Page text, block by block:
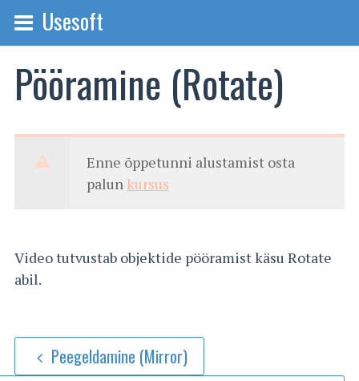
Usesoft
Pööramine (Rotate)
Enne õppetunni alustamist osta
palun kursus
Video tutvustab objektide pööramist käsu Rotate
abil.
Peegeldamine (Mirror)